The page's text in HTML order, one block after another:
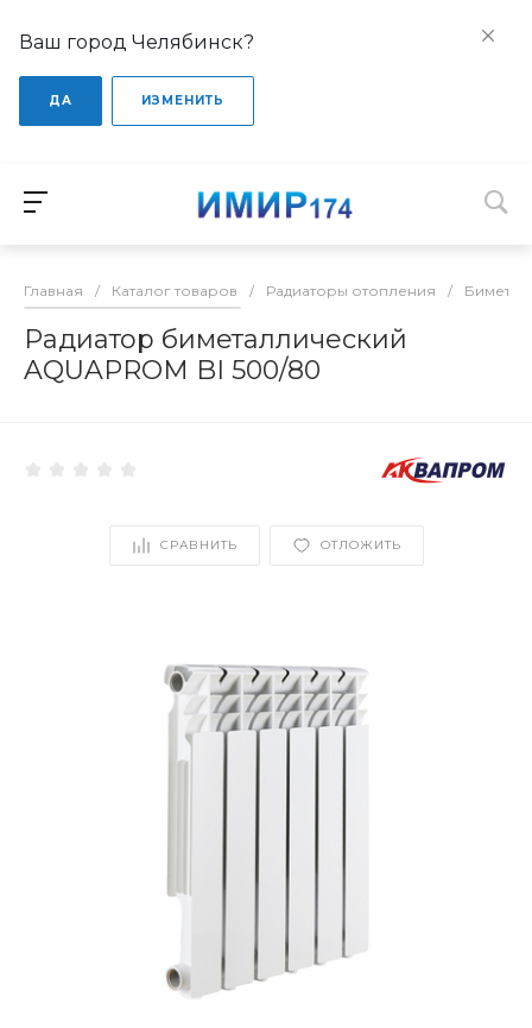
Ваш город Челябинск?
ДА ИЗМЕНИТЬ
Главная / Каталог товаров / Радиаторы отопления /
Радиатор биметаллический
AQUAPROM BI 500/80
СРАВНИТЬ ОТЛОЖИТЬ